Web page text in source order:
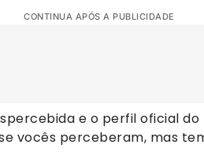
CONTINUA APÓS A PUBLICIDADE
e o perfil oficial
vocês perceberam, mas